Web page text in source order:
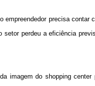
precisa contar
perdeu a eficiência
imagem do shopping